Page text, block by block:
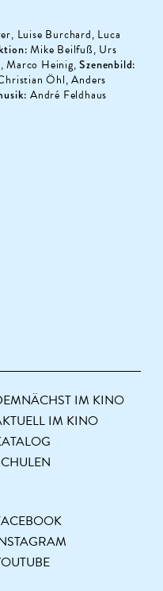
Luise Burchard, Luca
Mike Beilfuß, Urs
Marco Heinig,Szenenbild:
Öhl, Anders
André Feldhaus
IM KINO
IM KINO